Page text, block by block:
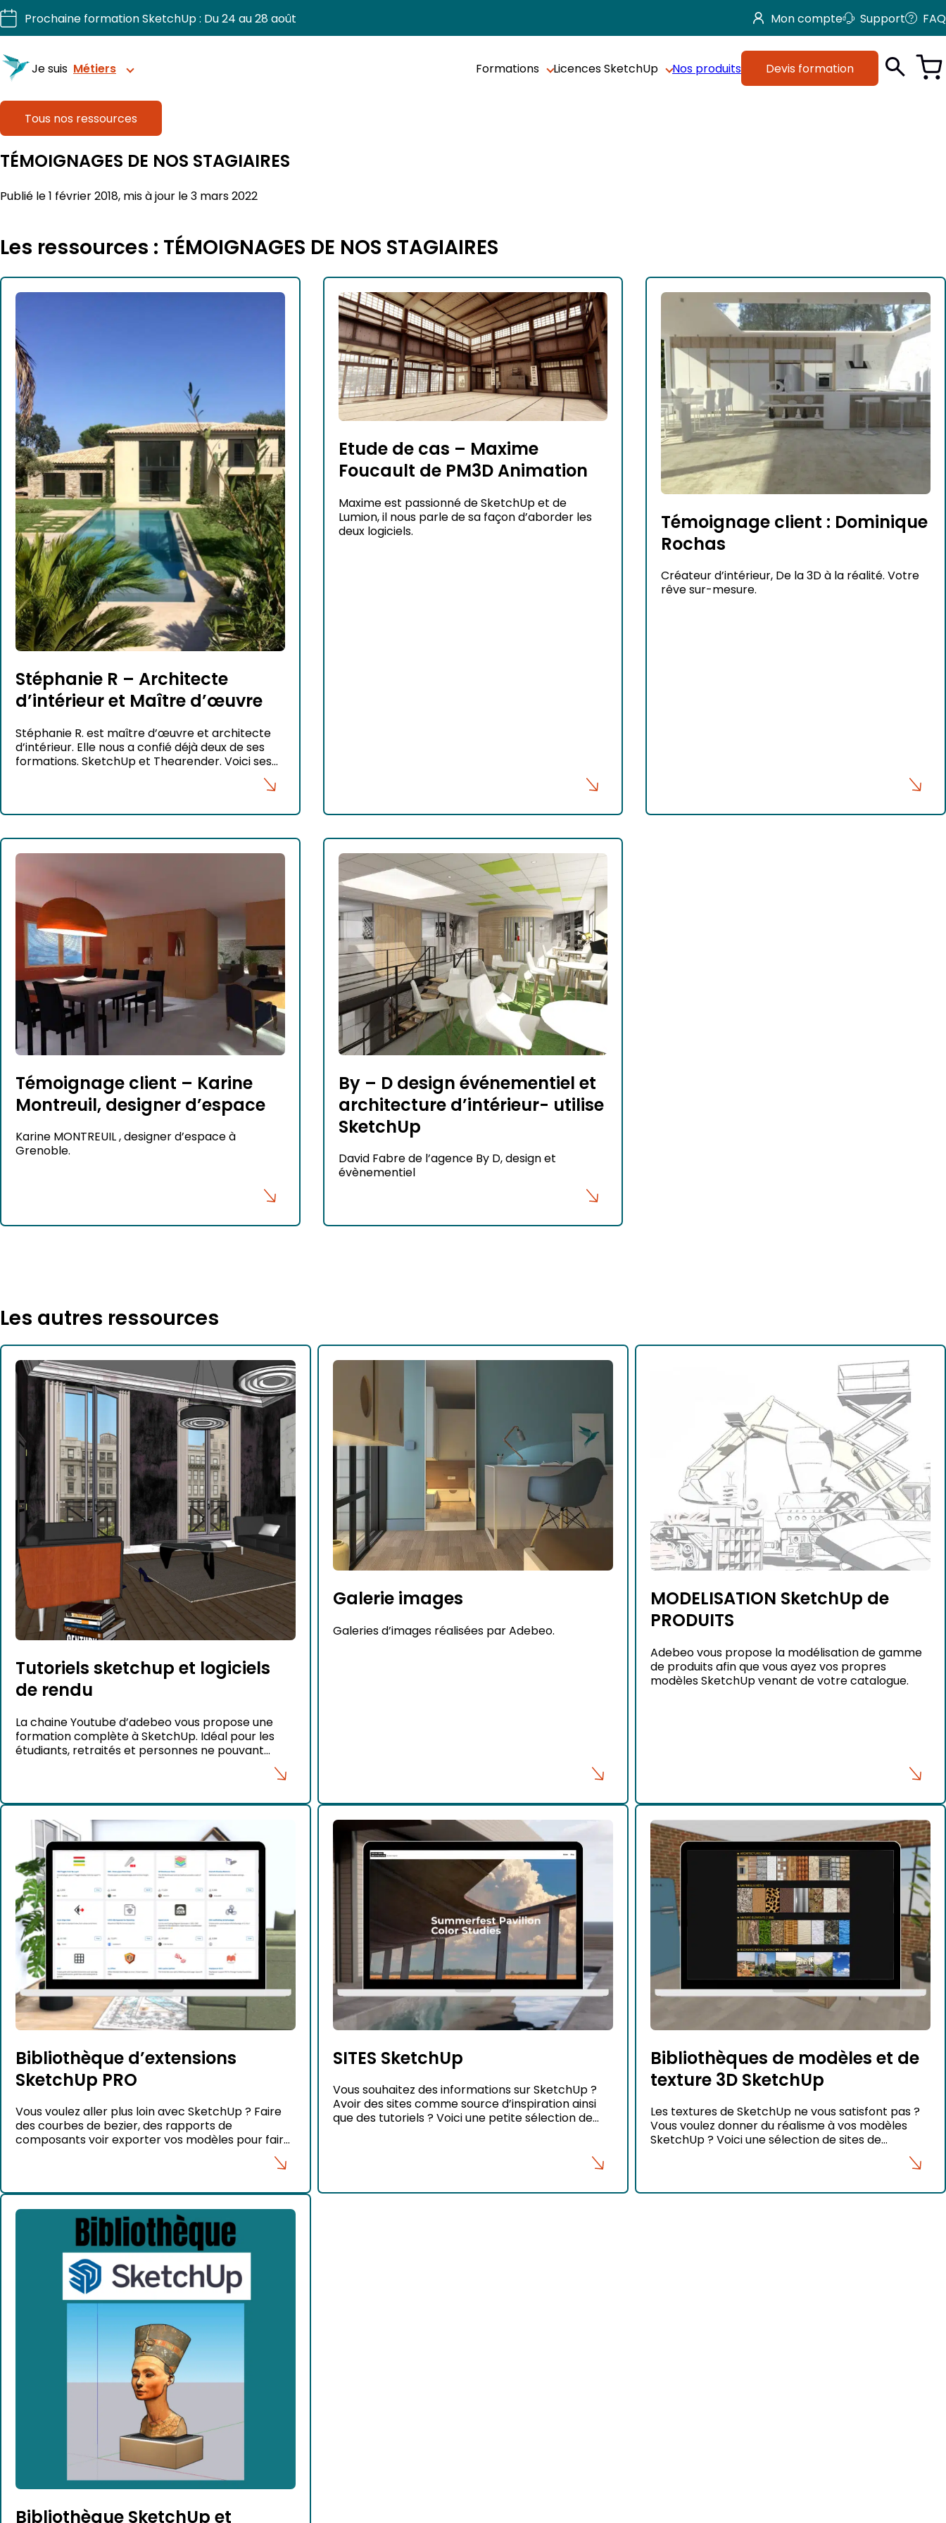
Aller
au
contenu
Prochaine formation SketchUp : Du 24 au 28 août Mon compte Support FAQ
Je suis Métiers
Visualisez et organisez vos extérieurs.
Formations Licences SketchUp Nos produits Devis formation
Tous nos ressources
TÉMOIGNAGES DE NOS STAGIAIRES
Publié le 1 février 2018, mis à jour le 3 mars 2022
Les ressources : TÉMOIGNAGES DE NOS STAGIAIRES
Stéphanie R – Architecte
d’intérieur et Maître d’œuvre
Stéphanie R. est maître d’œuvre et architecte
d’intérieur. Elle nous a confié déjà deux de ses
formations. SketchUp et Thearender. Voici ses
Etude de cas – Maxime
Foucault de PM3D Animation
Maxime est passionné de SketchUp et de
Lumion, il nous parle de sa façon d’aborder les
deux logiciels.
Témoignage client : Dominique
Rochas
Créateur d’intérieur, De la 3D à la réalité. Votre
rêve sur-mesure.
Témoignage client – Karine
Montreuil, designer d’espace
Karine MONTREUIL , designer d’espace à
Grenoble.
By – D design événementiel et
architecture d’intérieur- utilise
SketchUp
David Fabre de l’agence By D, design et
évènementiel
Les autres ressources
Tutoriels sketchup et logiciels
de rendu
La chaine Youtube d’adebeo vous propose une
formation complète à SketchUp. Idéal pour les
étudiants, retraités et personnes ne pouvant
Galerie images
Galeries d’images réalisées par Adebeo.
MODELISATION SketchUp de
PRODUITS
Adebeo vous propose la modélisation de gamme
de produits afin que vous ayez vos propres
modèles SketchUp venant de votre catalogue.
Bibliothèque d’extensions
SketchUp PRO
Vous voulez aller plus loin avec SketchUp ? Faire
des courbes de bezier, des rapports de
composants voir exporter vos modèles pour faire
de l’impression 3D ? Tout cela peut se faire dans
SITES SketchUp
Vous souhaitez des informations sur SketchUp ?
Avoir des sites comme source d’inspiration ainsi
que des tutoriels ? Voici une petite sélection de
Bibliothèques de modèles et de
texture 3D SketchUp
Les textures de SketchUp ne vous satisfont pas ?
Vous voulez donner du réalisme à vos modèles
SketchUp ? Voici une sélection de sites de
textures qui vous permettra d’ajouter des textures
Bibliothèque SketchUp et